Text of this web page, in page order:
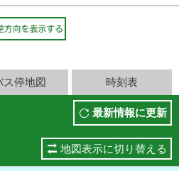
ス停地図 時刻表
最新情報に更新
地図表示に切り替える